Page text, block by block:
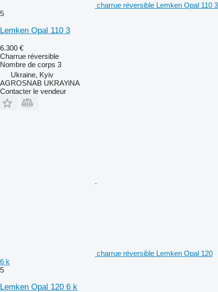
charrue réversible Lemken Opal 110 3
5
Lemken Opal 110 3
6.300 €
Charrue réversible
Nombre de corps 3
Ukraine, Kyiv
AGROSNAB UKRAYiNA
Contacter le vendeur
charrue réversible Lemken Opal 120
6 k
5
Lemken Opal 120 6 k